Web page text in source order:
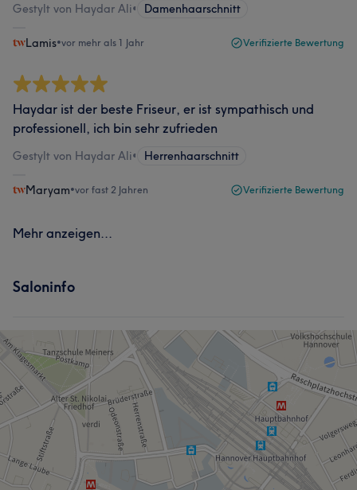
Gestylt von Haydar Ali• Damenhaarschnitt
Lamis•vor mehr als 1 Jahr Verifizierte Bewertung
Haydar ist der beste Friseur, er ist sympathisch und
professionell, ich bin sehr zufrieden
Gestylt von Haydar Ali• Herrenhaarschnitt
Maryam•vor fast 2 Jahren Verifizierte Bewertung
Mehr anzeigen...
Saloninfo